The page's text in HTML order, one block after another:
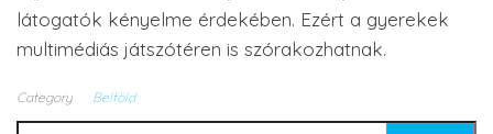
látogatók kényelme érdekében. Ezért a gyerekek
multimédiás játszótéren is szórakozhatnak.
Category Belföld